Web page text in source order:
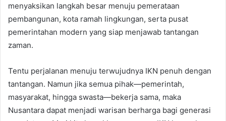
menyaksikan langkah besar menuju pemerataan
pembangunan, kota ramah lingkungan, serta pusat
pemerintahan modern yang siap menjawab tantangan
zaman.
Tentu perjalanan menuju terwujudnya IKN penuh dengan
tantangan. Namun jika semua pihak—pemerintah,
masyarakat, hingga swasta—bekerja sama, maka
Nusantara dapat menjadi warisan berharga bagi generasi